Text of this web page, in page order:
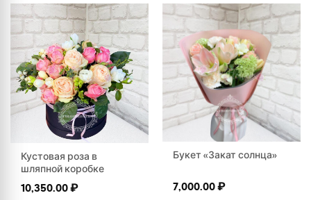
Кустовая роза в
шляпной коробке
10,350.00₽
Букет «Закат солнца»
7,000.00₽